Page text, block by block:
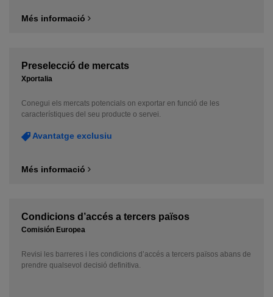
Més informació
Preselecció de mercats
Xportalia
Conegui els mercats potencials on exportar en funció de les
característiques del seu producte o servei.
Avantatge exclusiu
Més informació
Condicions d’accés a tercers països
Comisión Europea
Revisi les barreres i les condicions d’accés a tercers països abans de
prendre qualsevol decisió definitiva.